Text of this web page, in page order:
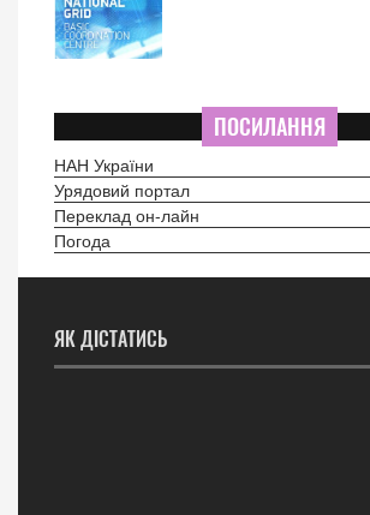
ПОСИЛАННЯ
НАН України
Урядовий портал
Переклад он-лайн
Погода
ЯК ДІСТАТИСЬ